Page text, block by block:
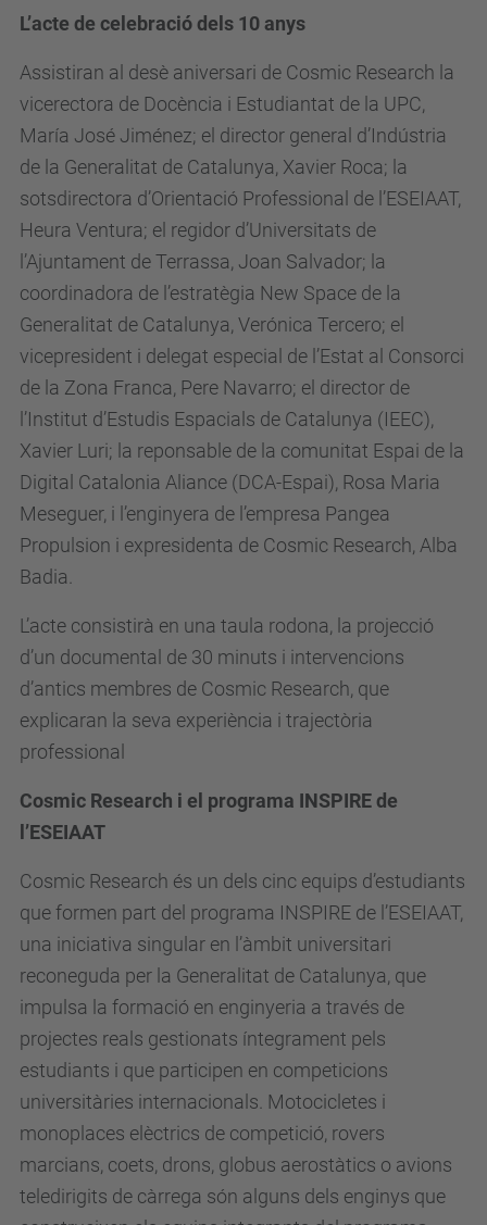
L’acte de celebració dels 10 anys
Assistiran al desè aniversari de Cosmic Research la
vicerectora de Docència i Estudiantat de la UPC,
María José Jiménez; el director general d’Indústria
de la Generalitat de Catalunya, Xavier Roca; la
sotsdirectora d’Orientació Professional de l’ESEIAAT,
Heura Ventura; el regidor d’Universitats de
l’Ajuntament de Terrassa, Joan Salvador; la
coordinadora de l’estratègia New Space de la
Generalitat de Catalunya, Verónica Tercero; el
vicepresident i delegat especial de l’Estat al Consorci
de la Zona Franca, Pere Navarro; el director de
l’Institut d’Estudis Espacials de Catalunya (IEEC),
Xavier Luri; la reponsable de la comunitat Espai de la
Digital Catalonia Aliance (DCA-Espai), Rosa Maria
Meseguer, i l’enginyera de l’empresa Pangea
Propulsion i expresidenta de Cosmic Research, Alba
Badia.
L’acte consistirà en una taula rodona, la projecció
d’un documental de 30 minuts i intervencions
d’antics membres de Cosmic Research, que
explicaran la seva experiència i trajectòria
professional
Cosmic Research i el programa INSPIRE de
l’ESEIAAT
Cosmic Research és un dels cinc equips d’estudiants
que formen part del programa INSPIRE de l’ESEIAAT,
una iniciativa singular en l’àmbit universitari
reconeguda per la Generalitat de Catalunya, que
impulsa la formació en enginyeria a través de
projectes reals gestionats íntegrament pels
estudiants i que participen en competicions
universitàries internacionals. Motocicletes i
monoplaces elèctrics de competició, rovers
marcians, coets, drons, globus aerostàtics o avions
teledirigits de càrrega són alguns dels enginys que